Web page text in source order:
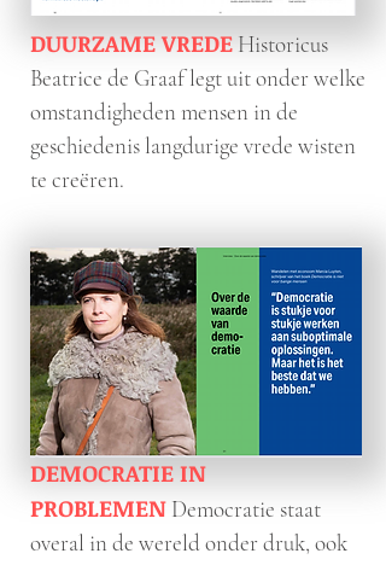
DUURZAME VREDEHistoricus
Beatrice de Graaf legt uit onder welke
omstandigheden mensen in de
geschiedenis langdurige vrede wisten
te creëren.
DEMOCRATIE IN
PROBLEMEN Democratie staat
overal in de wereld onder druk, ook